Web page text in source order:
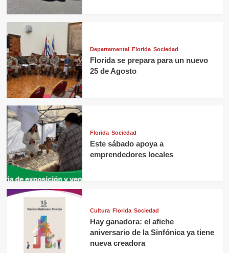
Departamental Florida Sociedad
Florida se prepara para un nuevo
25 de Agosto
Florida Sociedad
Este sábado apoya a
emprendedores locales
Cultura Florida Sociedad
Hay ganadora: el afiche
aniversario de la Sinfónica ya tiene
nueva creadora